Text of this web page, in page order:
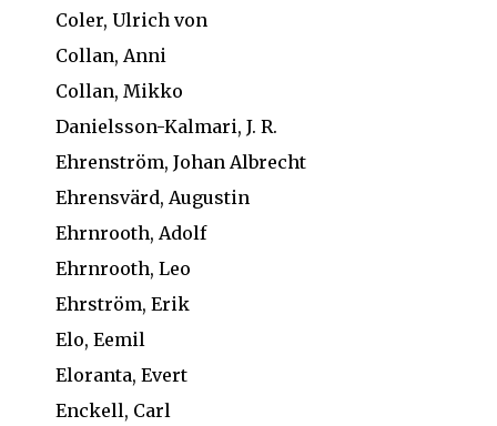
Coler, Ulrich von
Collan, Anni
Collan, Mikko
Danielsson-Kalmari, J. R.
Ehrenström, Johan Albrecht
Ehrensvärd, Augustin
Ehrnrooth, Adolf
Ehrnrooth, Leo
Ehrström, Erik
Elo, Eemil
Eloranta, Evert
Enckell, Carl